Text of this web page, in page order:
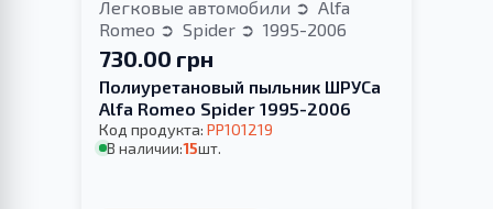
Легковые автомобили
Alfa
Romeo
Spider 1995-2006
730.00 грн
Полиуретановый пыльник ШРУСа
Alfa Romeo Spider 1995-2006
Код продукта: PP101219
В наличии:15шт.